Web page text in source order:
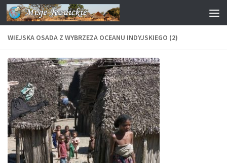
Przejdź do treści
WIEJSKA OSADA Z WYBRZEZA OCEANU INDYJSKIEGO (2)